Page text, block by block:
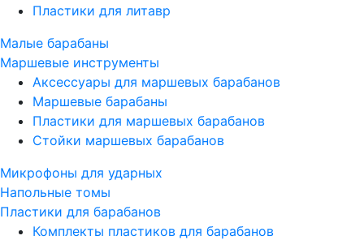
Пластики для литавр
Малые барабаны
Маршевые инструменты
Аксессуары для маршевых барабанов
Маршевые барабаны
Пластики для маршевых барабанов
Стойки маршевых барабанов
Микрофоны для ударных
Напольные томы
Пластики для барабанов
Комплекты пластиков для барабанов